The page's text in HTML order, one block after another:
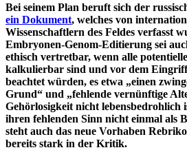
Bei seinem Plan beruft sich der
ein Dokument, welches von
Wissenschaftlern des Feldes verfasst
Embryonen-Genom-Editierung sei
ethisch vertretbar, wenn alle
kalkulierbar sind und vor dem
beachtet würden, es etwa „einen
Grund“ und „fehlende vernünftige
Gehörlosigkeit nicht lebensbedrohlich
ihren fehlenden Sinn nicht einmal als
steht auch das neue Vorhaben
bereits stark in der Kritik.